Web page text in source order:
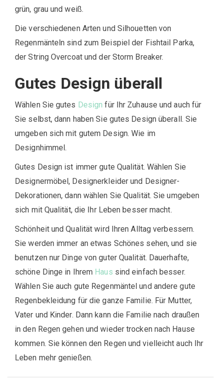
grün, grau und weiß.
Die verschiedenen Arten und Silhouetten von
Regenmänteln sind zum Beispiel der Fishtail Parka,
der String Overcoat und der Storm Breaker.
Gutes Design überall
Wählen Sie gutes Design für Ihr Zuhause und auch für
Sie selbst, dann haben Sie gutes Design überall. Sie
umgeben sich mit gutem Design. Wie im
Designhimmel.
Gutes Design ist immer gute Qualität. Wählen Sie
Designermöbel, Designerkleider und Designer-
Dekorationen, dann wählen Sie Qualität. Sie umgeben
sich mit Qualität, die Ihr Leben besser macht.
Schönheit und Qualität wird Ihren Alltag verbessern.
Sie werden immer an etwas Schönes sehen, und sie
benutzen nur Dinge von guter Qualität. Dauerhafte,
schöne Dinge in Ihrem Haus sind einfach besser.
Wählen Sie auch gute Regenmäntel und andere gute
Regenbekleidung für die ganze Familie. Für Mutter,
Vater und Kinder. Dann kann die Familie nach draußen
in den Regen gehen und wieder trocken nach Hause
kommen. Sie können den Regen und vielleicht auch Ihr
Leben mehr genießen.